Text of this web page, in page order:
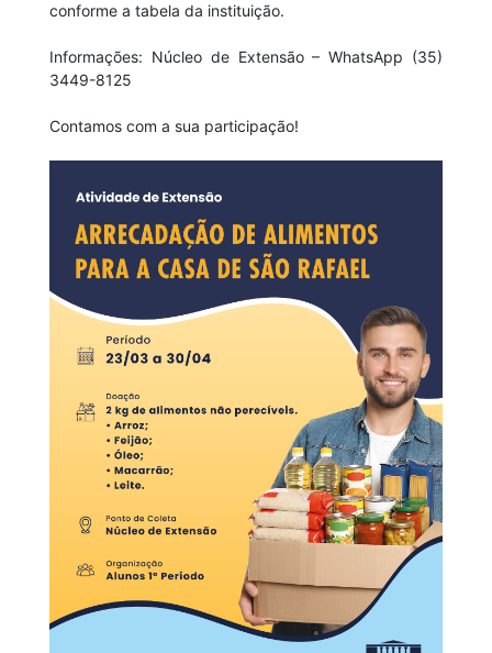
conforme a tabela da instituição.
Informações: Núcleo de Extensão – WhatsApp (35)
3449-8125
Contamos com a sua participação!